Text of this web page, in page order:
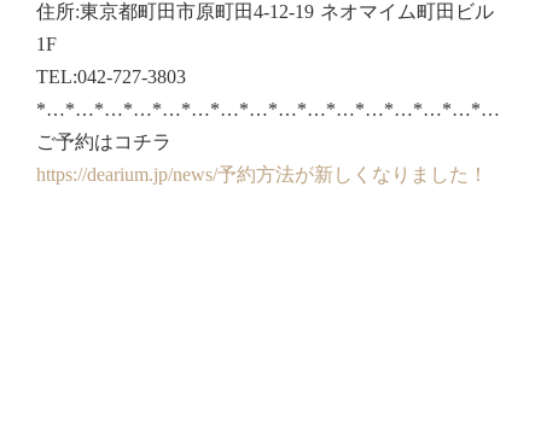
住所:東京都町田市原町田4-12-19 ネオマイム町田ビル
1F
TEL:042-727-3803
*…*…*…*…*…*…*…*…*…*…*…*…*…*…*…*…
ご予約はコチラ
https://dearium.jp/news/予約方法が新しくなりました！